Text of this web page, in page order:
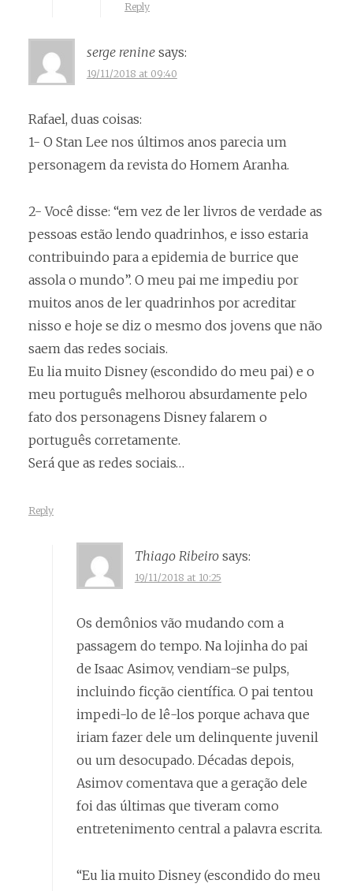
Reply
serge renine says:
19/11/2018 at 09:40
Rafael, duas coisas:
1- O Stan Lee nos últimos anos parecia um
personagem da revista do Homem Aranha.
2- Você disse: “em vez de ler livros de verdade as
pessoas estão lendo quadrinhos, e isso estaria
contribuindo para a epidemia de burrice que
assola o mundo”. O meu pai me impediu por
muitos anos de ler quadrinhos por acreditar
nisso e hoje se diz o mesmo dos jovens que não
saem das redes sociais.
Eu lia muito Disney (escondido do meu pai) e o
meu português melhorou absurdamente pelo
fato dos personagens Disney falarem o
português corretamente.
Será que as redes sociais…
Reply
Thiago Ribeiro says:
19/11/2018 at 10:25
Os demônios vão mudando com a
passagem do tempo. Na lojinha do pai
de Isaac Asimov, vendiam-se pulps,
incluindo ficção científica. O pai tentou
impedi-lo de lê-los porque achava que
iriam fazer dele um delinquente juvenil
ou um desocupado. Décadas depois,
Asimov comentava que a geração dele
foi das últimas que tiveram como
entretenimento central a palavra escrita.
“Eu lia muito Disney (escondido do meu